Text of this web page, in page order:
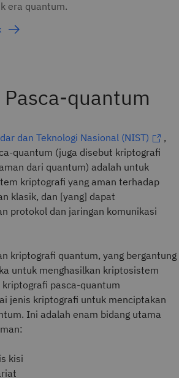
era quantum.
quantum
dan Teknologi Nasional (NIST)
,
quantum (juga disebut kriptografi
dari quantum) adalah untuk
kriptografi yang aman terhadap
klasik, dan [yang] dapat
protokol dan jaringan komunikasi
kriptografi quantum, yang bergantung
untuk menghasilkan kriptosistem
pasca-quantum
jenis kriptografi untuk menciptakan
Ini adalah enam bidang utama
kisi